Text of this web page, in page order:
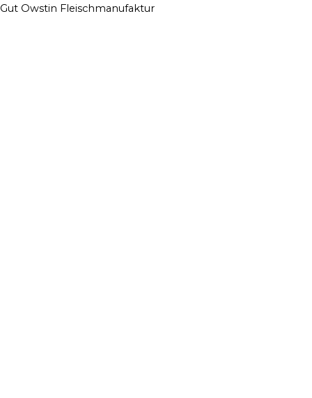
Zum
Gut Owstin Fleischmanufaktur
Menü
Menü
Menü